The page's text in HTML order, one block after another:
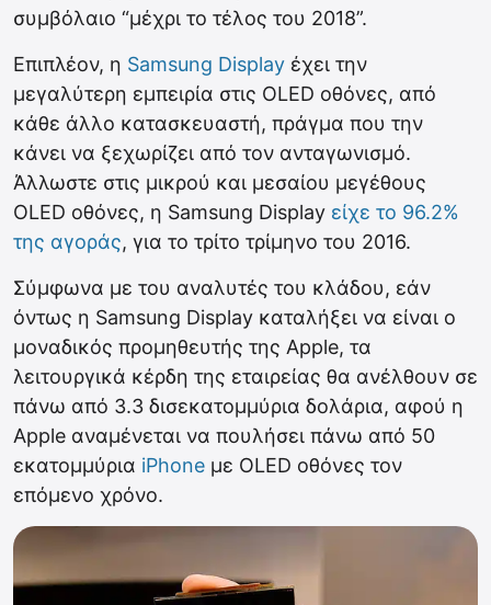
συμβόλαιο “μέχρι το τέλος του 2018”.
Επιπλέον, η Samsung Display έχει την
μεγαλύτερη εμπειρία στις OLED oθόνες, από
κάθε άλλο κατασκευαστή, πράγμα που την
κάνει να ξεχωρίζει από τον ανταγωνισμό.
Άλλωστε στις μικρού και μεσαίου μεγέθους
OLED oθόνες, η Samsung Display είχε το 96.2%
της αγοράς, για το τρίτο τρίμηνο του 2016.
Σύμφωνα με του αναλυτές του κλάδου, εάν
όντως η Samsung Display καταλήξει να είναι ο
μοναδικός προμηθευτής της Apple, τα
λειτουργικά κέρδη της εταιρείας θα ανέλθουν σε
πάνω από 3.3 δισεκατομμύρια δολάρια, αφού η
Apple αναμένεται να πουλήσει πάνω από 50
εκατομμύρια iPhone με OLED οθόνες τον
επόμενο χρόνο.